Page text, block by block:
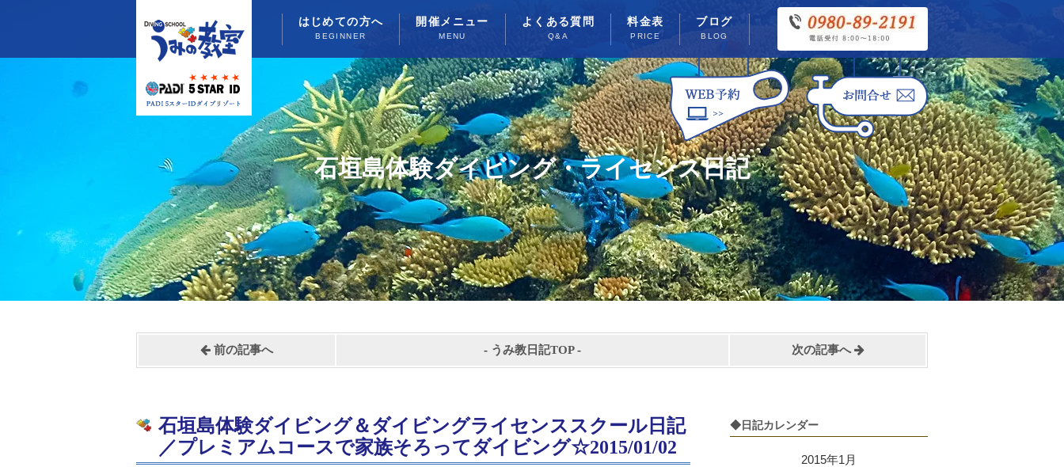
はじめての方へ
BEGINNER
開催メニュー
MENU
よくある質問
Q&A
料金表
PRICE
ブログ
BLOG
石垣島体験ダイビング・ライセンス日記
前の記事へ - うみ教日記TOP- 次の記事へ
◆日記カレンダー
2015年1月
石垣島体験ダイビング＆ダイビングライセンススクール日記
／プレミアムコースで家族そろってダイビング☆2015/01/02